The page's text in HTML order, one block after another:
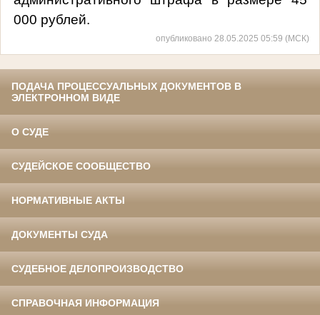
000 рублей.
опубликовано 28.05.2025 05:59 (МСК)
ПОДАЧА ПРОЦЕССУАЛЬНЫХ ДОКУМЕНТОВ В
ЭЛЕКТРОННОМ ВИДЕ
О СУДЕ
СУДЕЙСКОЕ СООБЩЕСТВО
НОРМАТИВНЫЕ АКТЫ
ДОКУМЕНТЫ СУДА
СУДЕБНОЕ ДЕЛОПРОИЗВОДСТВО
СПРАВОЧНАЯ ИНФОРМАЦИЯ